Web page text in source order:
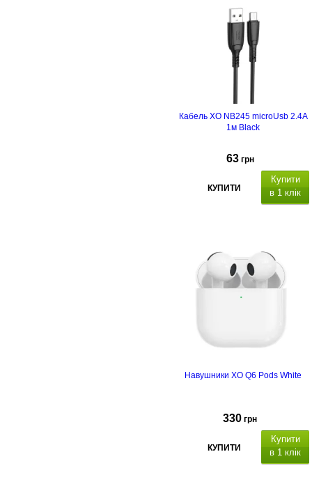
Кабель XO NB245 microUsb 2.4А
1м Black
63 грн
КУПИТИ
Купити
в 1 клік
Навушники XO Q6 Pods White
330 грн
КУПИТИ
Купити
в 1 клік